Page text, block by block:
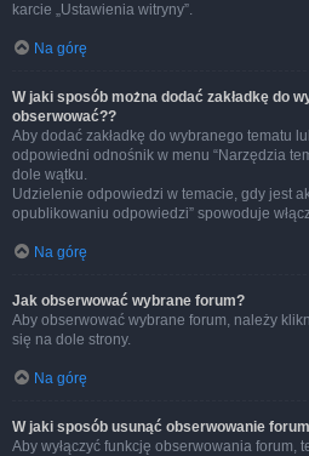
karcie „Ustawienia witryny”.
Na górę
W jaki sposób można dodać zakładkę do
obserwować??
Aby dodać zakładkę do wybranego tematu
odpowiedni odnośnik w menu “Narzędzia
dole wątku.
Udzielenie odpowiedzi w temacie, gdy jest
opublikowaniu odpowiedzi” spowoduje
Na górę
Jak obserwować wybrane forum?
Aby obserwować wybrane forum, należy
się na dole strony.
Na górę
W jaki sposób usunąć obserwowanie
Aby wyłączyć funkcję obserwowania forum,